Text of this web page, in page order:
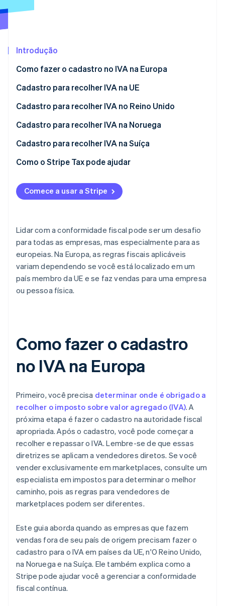
Stripe Sessions 2026
Veja como a Stripe está construindo a infraestrutura
Assista agora
Introdução
Como fazer o cadastro no IVA na Europa
Cadastro para recolher IVA na UE
Quando fazer o cadastro
Como fazer o cadastro para obter um número de
Cadastro para recolher IVA no Reino Unido
Quando fazer o cadastro
Como fazer o cadastro para obter um número de
Cadastro para recolher IVA na Noruega
Quando fazer o cadastro
Como fazer o cadastro para obter um número de
Cadastro para recolher IVA na Suíça
Quando se cadastrar
Como o Stripe Tax pode ajudar
Comece a usar a Stripe
Lidar com a conformidade fiscal pode ser um desafio
para todas as empresas, mas especialmente para as
europeias. Na Europa, as regras fiscais aplicáveis
variam dependendo se você está localizado em um
país membro da UE e se faz vendas para uma empresa
ou pessoa física.
Como fazer o cadastro
no IVA na Europa
Primeiro, você precisa determinar onde é obrigado a
recolher o imposto sobre valor agregado (IVA). A
próxima etapa é fazer o cadastro na autoridade fiscal
apropriada. Após o cadastro, você pode começar a
recolher e repassar o IVA. Lembre-se de que essas
diretrizes se aplicam a vendedores diretos. Se você
vender exclusivamente em marketplaces, consulte um
especialista em impostos para determinar o melhor
caminho, pois as regras para vendedores de
marketplaces podem ser diferentes.
Este guia aborda quando as empresas que fazem
vendas fora de seu país de origem precisam fazer o
cadastro para o IVA em países da UE, n'O Reino Unido,
na Noruega e na Suíça. Ele também explica como a
Stripe pode ajudar você a gerenciar a conformidade
fiscal contínua.